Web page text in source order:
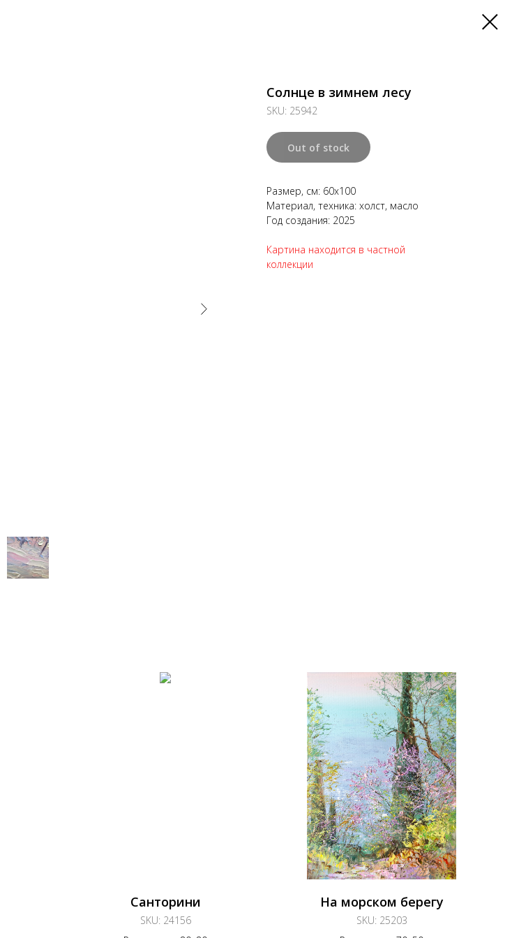
Солнце в зимнем лесу
SKU: 25942
Out of stock
Размер, см: 60х100
Материал, техника: холст, масло
Год создания: 2025
Картина находится в частной
коллекции
Санторини
SKU: 24156
На морском берегу
SKU: 25203